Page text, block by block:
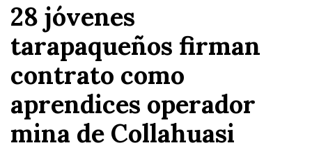
28 jóvenes
tarapaqueños firman
contrato como
aprendices operador
mina de Collahuasi